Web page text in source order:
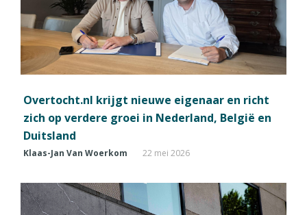
Overtocht.nl krijgt nieuwe eigenaar en richt
zich op verdere groei in Nederland, België en
Duitsland
Klaas-Jan Van Woerkom 22 mei 2026